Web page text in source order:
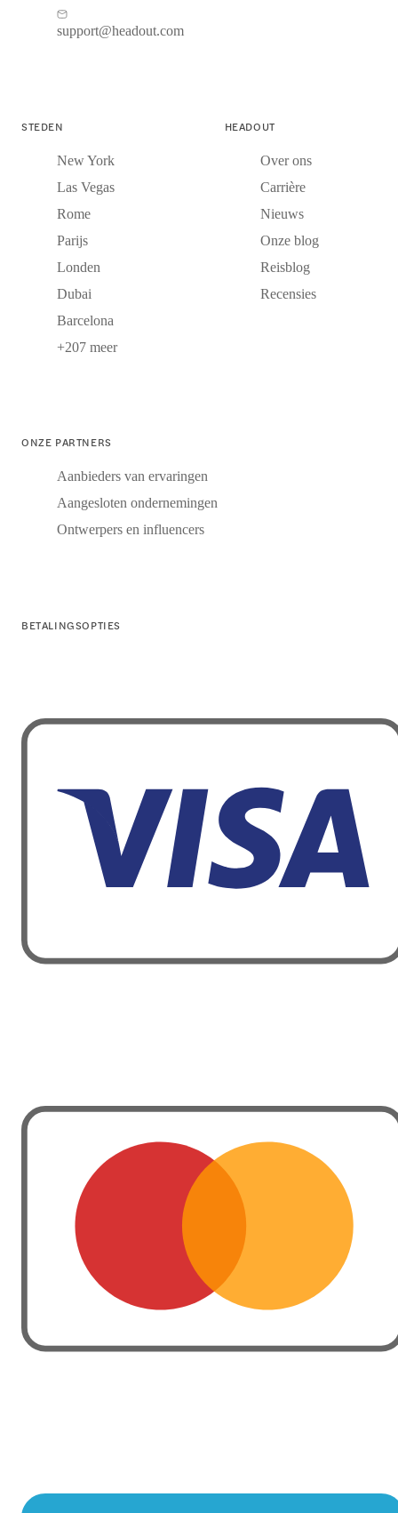
support@headout.com
STEDEN
New York
Las Vegas
Rome
Parijs
Londen
Dubai
Barcelona
+207 meer
HEADOUT
Over ons
Carrière
Nieuws
Onze blog
Reisblog
Recensies
ONZE PARTNERS
Aanbieders van ervaringen
Aangesloten ondernemingen
Ontwerpers en influencers
BETALINGSOPTIES